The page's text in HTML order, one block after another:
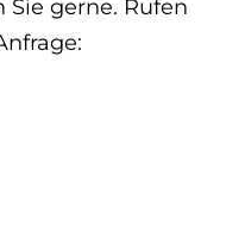
gerne. Rufen